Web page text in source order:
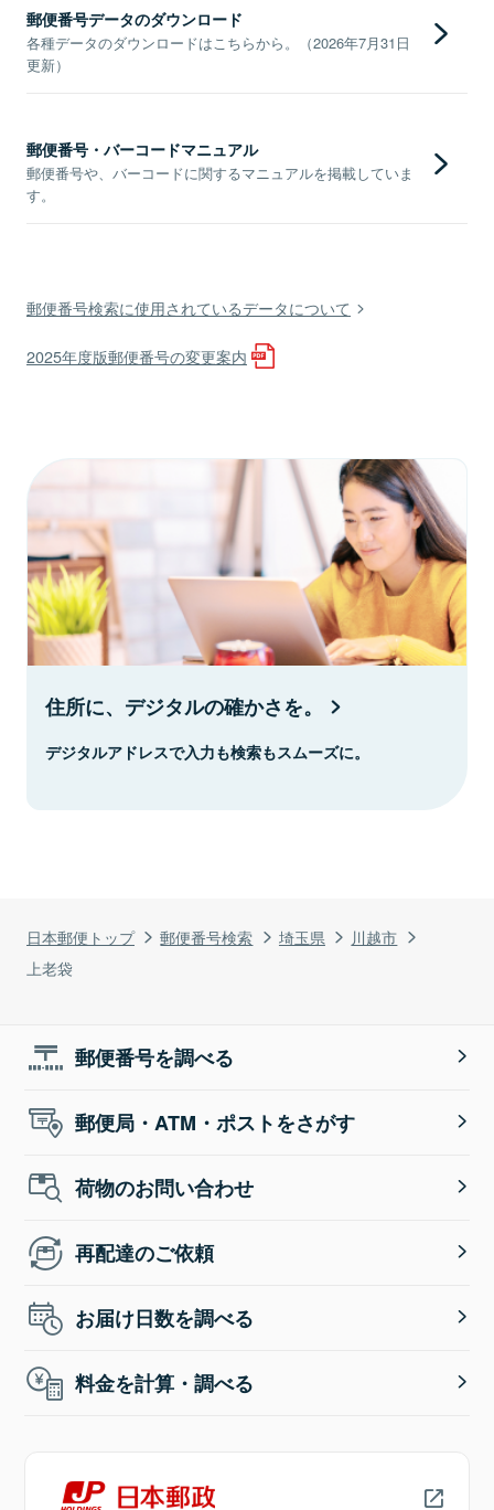
日本郵便トップ 郵便番号検索 埼玉県
川越市
上老袋
郵便番号データのダウンロード
各種データのダウンロードはこちらから。（2026年7月31日
更新）
郵便番号・バーコードマニュアル
郵便番号や、バーコードに関するマニュアルを掲載していま
す。
郵便番号検索に使用されているデータについて
2025年度版郵便番号の変更案内
住所に、デジタルの確かさを。
デジタルアドレスで入力も検索もスムーズに。
郵便番号を調べる
郵便局・ATM・ポストをさがす
荷物のお問い合わせ
再配達のご依頼
お届け日数を調べる
料金を計算・調べる